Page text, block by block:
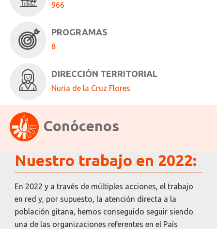
966
PROGRAMAS
8
DIRECCIÓN TERRITORIAL
Nuria de la Cruz Flores
Conócenos
Nuestro trabajo en 2022:
En 2022 y a través de múltiples acciones, el trabajo
en red y, por supuesto, la atención directa a la
población gitana, hemos conseguido seguir siendo
una de las organizaciones referentes en el País